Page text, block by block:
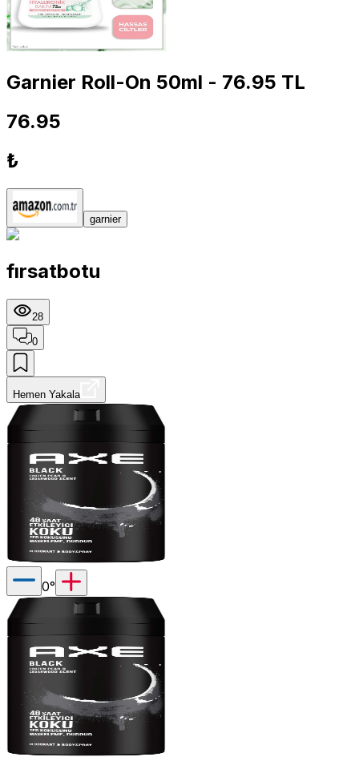
Garnier Roll-On 50ml - 76.95 TL
76.95
₺
garnier
fırsatbotu
28
0
Hemen Yakala
0°